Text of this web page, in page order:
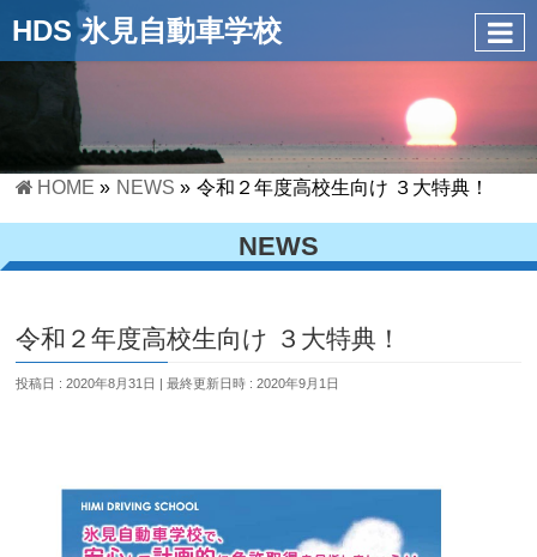
HDS 氷見自動車学校
HOME » NEWS » 令和２年度高校生向け ３大特典！
NEWS
令和２年度高校生向け ３大特典！
投稿日 : 2020年8月31日 最終更新日時 : 2020年9月1日